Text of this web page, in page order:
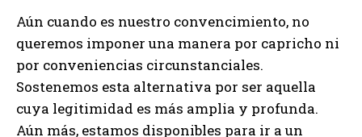
Aún cuando es nuestro convencimiento, no
queremos imponer una manera por capricho ni
por conveniencias circunstanciales.
Sostenemos esta alternativa por ser aquella
cuya legitimidad es más amplia y profunda.
Aún más, estamos disponibles para ir a un